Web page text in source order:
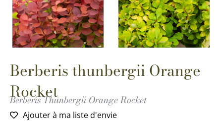
Berberis thunbergii Orange
Rocket
Berberis Thunbergii Orange Rocket
Ajouter à ma liste d'envie